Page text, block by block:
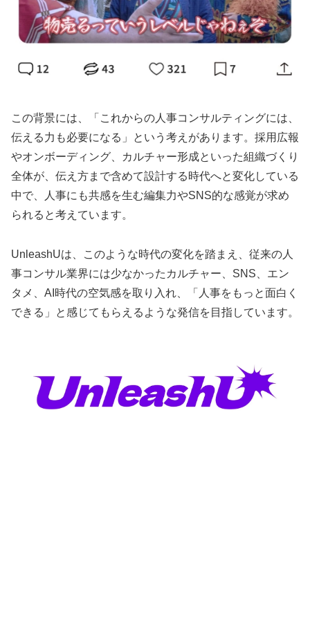
この背景には、「これからの人事コンサルティングには、
伝える力も必要になる」という考えがあります。採用広報
やオンボーディング、カルチャー形成といった組織づくり
全体が、伝え方まで含めて設計する時代へと変化している
中で、人事にも共感を生む編集力やSNS的な感覚が求め
られると考えています。
UnleashUは、このような時代の変化を踏まえ、従来の人
事コンサル業界には少なかったカルチャー、SNS、エン
タメ、AI時代の空気感を取り入れ、「人事をもっと面白く
できる」と感じてもらえるような発信を目指しています。